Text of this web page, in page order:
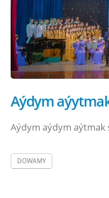
Aýdym
Aýdym aýdym aýtmak
DOWAMY